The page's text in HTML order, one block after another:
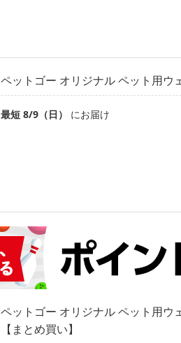
ペットゴー オリジナル ペット用ウ
最短 8/9（日） にお届け
ペットゴー オリジナル ペット用ウ
【まとめ買い】